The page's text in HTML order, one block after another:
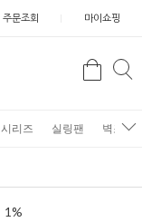
주문조회 마이쇼핑
검
시리즈 실링팬 벽조명
1%